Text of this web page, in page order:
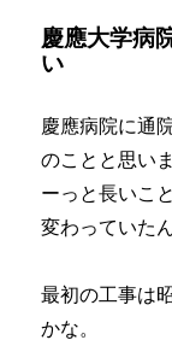
慶應大学病
い
慶應病院に通
のことと思い
ーっと長いこ
変わっていた
最初の工事は
かな。